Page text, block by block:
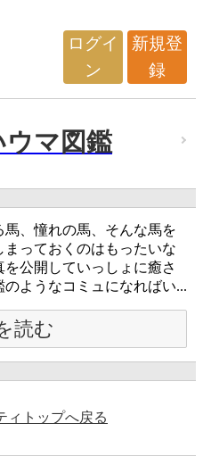
ログイ
ン
新規登
録
マ図鑑
、憧れの馬、そんな馬を
っておくのはもったいな
公開していっしょに癒さ
ようなコミュになればい...
読む
ィトップへ戻る